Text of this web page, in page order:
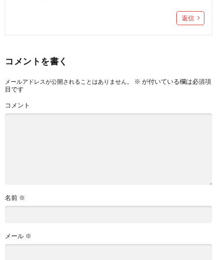
返信
コメントを書く
メールアドレスが公開されることはありません。 ※ が付いている欄は必須項
目です
コメント
名前 ※
メール ※